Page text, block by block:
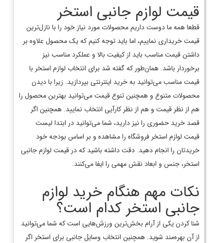
قیمت لوازم جانبی استخر
قطعا همه ما دوست داریم محصولات مورد نیاز خود را با نازل‌ترین
قیمت خریداری نماییم، اما باید توجه کنیم که یک محصول علاوه بر
داشتن قیمت مناسب باید از کیفیت بالا و عملکرد مناسب نیز
برخوردار باشد. همان‌طور که گفته شد برای انتخاب لوازم استخر با
قیمت مناسب می‌توانید به خرید اینترنتی بپردازید. زیرا با دیدن
محصولات متنوع و همچنین تنوع قیمت می‌توانید بهترین محصول را
هم از نظر قیمت و هم از نظر کارآیی انتخاب نمایید. همچنین اگر
قصد خرید حضوری را نیز دارید، شما می‌توانید در ابتدا لیست
قیمت لوازم استخر فروشگاه را مشاهده و بر اساس بودجه خود
خریدتان را انجام دهید. دقت داشته باشید که در قیمت لوازم جانبی
استخر، جنس و ابعاد نقش مهمی را ایفا می‌کنند.
نکات مهم هنگام خرید لوازم
جانبی استخر کدام است؟
شنا کردن یکی از آرام‌ بخش‌ترین ورزش‌هایی است که شما می‌توانید
از آن بهره‌مند شوید. همچنین انتخاب وسایل جانبی برای استخر اگر